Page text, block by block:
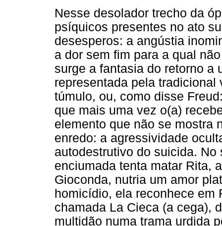
Nesse desolador trecho da
psíquicos presentes no ato
desesperos: a angústia
a dor sem fim para a qual
surge a fantasia do retorno a
representada pela
túmulo, ou, como disse
que mais uma vez o(a)
elemento que não se mostra
enredo: a agressividade
autodestrutivo do suicida.
enciumada tenta matar Rita,
Gioconda, nutria um amor
homicídio, ela reconhece em
chamada La Cieca (a cega),
multidão numa trama urdida